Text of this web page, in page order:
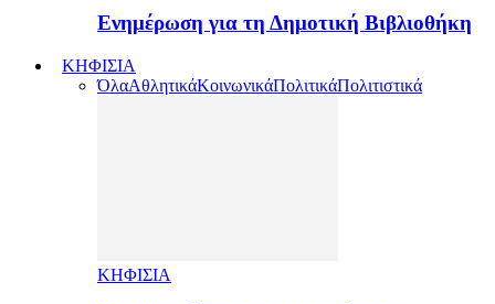
Ενημέρωση για τη Δημοτική Βιβλιοθήκη
ΚΗΦΙΣΙΑ
ΌλαΑθλητικάΚοινωνικάΠολιτικάΠολιτιστικά
ΚΗΦΙΣΙΑ